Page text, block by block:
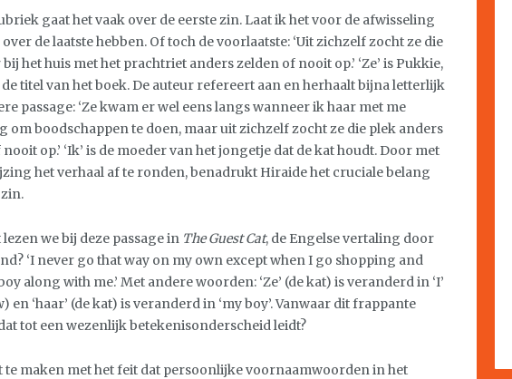
gaat het vaak over de eerste zin. Laat ik het voor de afwisseling
de laatste hebben. Of toch de voorlaatste: ‘Uit zichzelf zocht ze die
het huis met het prachtriet anders zelden of nooit op.’ ‘Ze’ is Pukkie,
de titel van het boek. De auteur refereert aan en herhaalt bijna letterlijk
passage: ‘Ze kwam er wel eens langs wanneer ik haar met me
om boodschappen te doen, maar uit zichzelf zocht ze die plek anders
op.’ ‘Ik’ is de moeder van het jongetje dat de kat houdt. Door met
het verhaal af te ronden, benadrukt Hiraide het cruciale belang
we bij deze passage in The Guest Cat, de Engelse vertaling door
‘I never go that way on my own except when I go shopping and
along with me.’ Met andere woorden: ‘Ze’ (de kat) is veranderd in ‘I’
en ‘haar’ (de kat) is veranderd in ‘my boy’. Vanwaar dit frappante
tot een wezenlijk betekenisonderscheid leidt?
te maken met het feit dat persoonlijke voornaamwoorden in het